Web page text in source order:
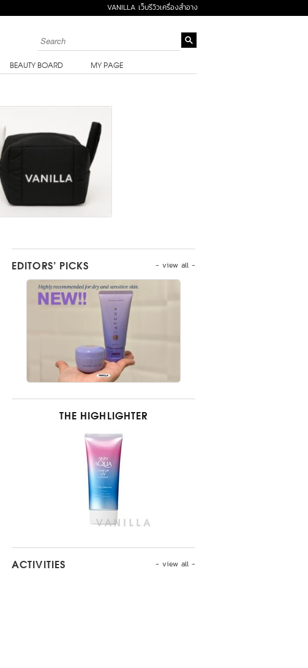
VANILLA เว็บรีวิวเครื่องสำอาง
BEAUTY BOARD MY PAGE
- view all -
EDITORS’ PICKS
THE HIGHLIGHTER
- view all -
ACTIVITIES